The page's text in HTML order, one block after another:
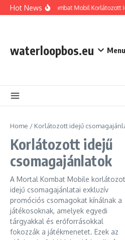
Skip to content
Hot NewsMortal Kombat Mobil Korlátozott
waterloopbos.eu Menu
Home / Korlátozott idejű
Korlátozott idejű
csomagajánlatok
A Mortal Kombat Mobile
idejű csomagajánlatai exkluzív
promóciós csomagokat kínálnak a
játékosoknak, amelyek egyedi
tárgyakkal és erőforrásokkal
fokozzák a játékmenetet. Ezek az